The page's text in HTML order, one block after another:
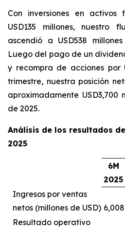
Con inversiones en activos
USD135 millones, nuestro
ascendió a USD538
Luego del pago de un
y recompra de acciones por
trimestre, nuestra posición
aproximadamente USD3,700
de 2025.
Análisis de los resultados
2025
6M
2025
Ingresos por ventas
netos (millones de USD) 6,008
Resultado operativo